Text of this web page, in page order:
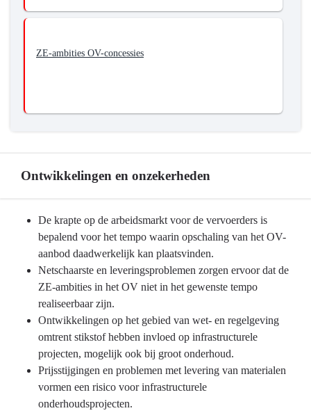
ZE-ambities OV-concessies
Ontwikkelingen en onzekerheden
navigatie
Programma
Basisinfrastructuur
mobiliteit
Ontwikkelingen
onzekerheden
De krapte op de arbeidsmarkt voor de vervoerders is
bepalend voor het tempo waarin opschaling van het OV-
aanbod daadwerkelijk kan plaatsvinden.
Netschaarste en leveringsproblemen zorgen ervoor dat de
ZE-ambities in het OV niet in het gewenste tempo
realiseerbaar zijn.
Ontwikkelingen op het gebied van wet- en regelgeving
omtrent stikstof hebben invloed op infrastructurele
projecten, mogelijk ook bij groot onderhoud.
Prijsstijgingen en problemen met levering van materialen
vormen een risico voor infrastructurele
onderhoudsprojecten.